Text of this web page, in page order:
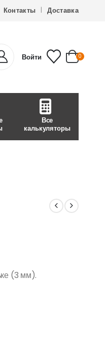
Контакты Доставка
Войти 0
Все
калькуляторы
(3 мм).